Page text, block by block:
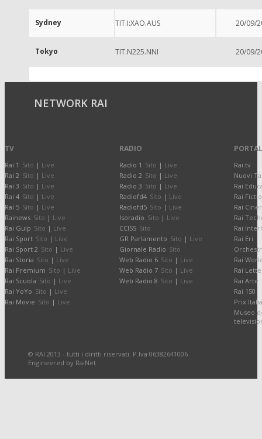
Sydney TIT.I:XAO.AUS 20/09/
Tokyo TIT.N225.NNI 20/09/
NETWORK RAI
TV
Rai 1 Sito | Live
Rai 2 Sito | Live
Rai 3 Sito | Live
Rai 4 Sito | Live
Rai 5 Sito | Live
Rainews Sito | Live
Rai Gulp Sito | Live
Rai Sport Sito | Live
Rai Sport 2 Sito | Live
Rai Storia Sito | Live
Rai Premium Sito | Live
Rai Scuola Sito | Live
Rai YoYo Sito | Live
Rai Movie Sito | Live
RADIO
Radio 1 Sito | Live
Radio 2 Sito | Live
Radio 3 Sito | Live
Radiofd4 Sito | Live
Radiofd5 Sito | Live
Isoradio Sito | Live
CCISS Sito
GR Parlamento Sito | Live
Giornale Radio Sito
Web Radio 6 Sito | Live
Web Radio 7 Sito | Live
Web Radio 8 Sito | Live
Rai.tv
Nuovi
Rai
Rai
Rai
Rai
Rai
Rai Eri
Rai
Rai
Rai Arte
Rai 150
Prix Italia
Museo
© RAI 2013 - tutti i diritti riservati. P.Iva 06382641006
Engineered by RaiNet